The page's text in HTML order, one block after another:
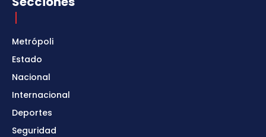
Metrópoli
Estado
Nacional
Internacional
Deportes
Seguridad